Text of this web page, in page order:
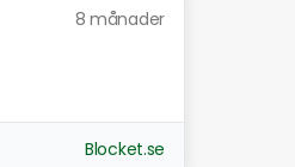
8 månader
Blocket.se